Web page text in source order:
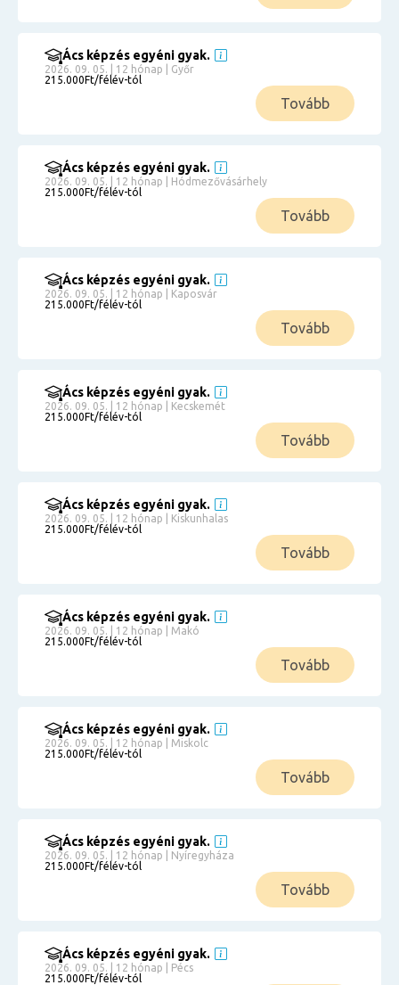
Ács képzés egyéni gyak.
2026. 09. 05. | 12 hónap | Győr
215.000Ft/félév-tól
Tovább
Ács képzés egyéni gyak.
2026. 09. 05. | 12 hónap | Hódmezővásárhely
215.000Ft/félév-tól
Tovább
Ács képzés egyéni gyak.
2026. 09. 05. | 12 hónap | Kaposvár
215.000Ft/félév-tól
Tovább
Ács képzés egyéni gyak.
2026. 09. 05. | 12 hónap | Kecskemét
215.000Ft/félév-tól
Tovább
Ács képzés egyéni gyak.
2026. 09. 05. | 12 hónap | Kiskunhalas
215.000Ft/félév-tól
Tovább
Ács képzés egyéni gyak.
2026. 09. 05. | 12 hónap | Makó
215.000Ft/félév-tól
Tovább
Ács képzés egyéni gyak.
2026. 09. 05. | 12 hónap | Miskolc
215.000Ft/félév-tól
Tovább
Ács képzés egyéni gyak.
2026. 09. 05. | 12 hónap | Nyíregyháza
215.000Ft/félév-tól
Tovább
Ács képzés egyéni gyak.
2026. 09. 05. | 12 hónap | Pécs
215.000Ft/félév-tól